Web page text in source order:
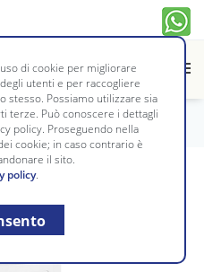
E CONTENITORI
di cookie per migliorare
utenti e per raccogliere
stesso. Possiamo utilizzare sia
terze. Può conoscere i dettagli
policy. Proseguendo nella
cookie; in caso contrario è
il sito.
policy.